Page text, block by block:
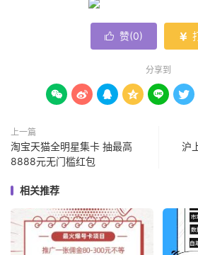
 赞(0) 
分享到
     
上一篇
淘宝天猫全明星集卡 抽最高
8888元无门槛红包
沪
相关推荐